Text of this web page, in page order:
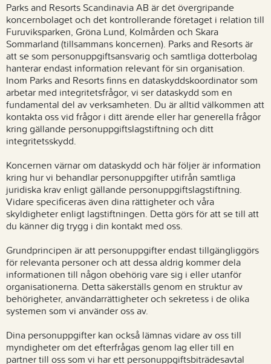
Parks and Resorts Scandinavia AB är det övergripande
koncernbolaget och det kontrollerande företaget i relation till
Furuviksparken, Gröna Lund, Kolmården och Skara
Sommarland (tillsammans koncernen). Parks and Resorts är
att se som personuppgiftsansvarig och samtliga dotterbolag
hanterar endast information relevant för sin organisation.
Inom Parks and Resorts finns en dataskyddskoordinator som
arbetar med integritetsfrågor, vi ser dataskydd som en
fundamental del av verksamheten. Du är alltid välkommen att
kontakta oss vid frågor i ditt ärende eller har generella frågor
kring gällande personuppgiftslagstiftning och ditt
integritetsskydd.
Koncernen värnar om dataskydd och här följer är information
kring hur vi behandlar personuppgifter utifrån samtliga
juridiska krav enligt gällande personuppgiftslagstiftning.
Vidare specificeras även dina rättigheter och våra
skyldigheter enligt lagstiftningen. Detta görs för att se till att
du känner dig trygg i din kontakt med oss.
Grundprincipen är att personuppgifter endast tillgängliggörs
för relevanta personer och att dessa aldrig kommer dela
informationen till någon obehörig vare sig i eller utanför
organisationerna. Detta säkerställs genom en struktur av
behörigheter, användarrättigheter och sekretess i de olika
systemen som vi använder oss av.
Dina personuppgifter kan också lämnas vidare av oss till
myndigheter om det efterfrågas genom lag eller till en
partner till oss som vi har ett personuppgiftsbiträdesavtal